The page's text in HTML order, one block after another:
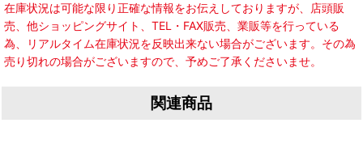
在庫状況は可能な限り正確な情報をお伝えしておりますが、店頭販
売、他ショッピングサイト、TEL・FAX販売、業販等を行っている
為、リアルタイム在庫状況を反映出来ない場合がございます。その為
売り切れの場合がございますので、予めご了承くださいませ。
関連商品